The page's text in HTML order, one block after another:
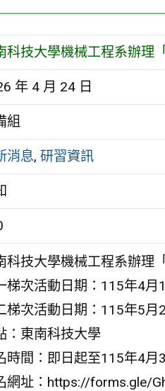
科技大學機械工程系辦理
年 4 月 24 日
組
消息, 研習資訊
科技大學機械工程系辦理
梯次活動日期：115年4
梯次活動日期：115年5
：東南科技大學
時間：即日起至115年4月
網址：https://forms.gle/